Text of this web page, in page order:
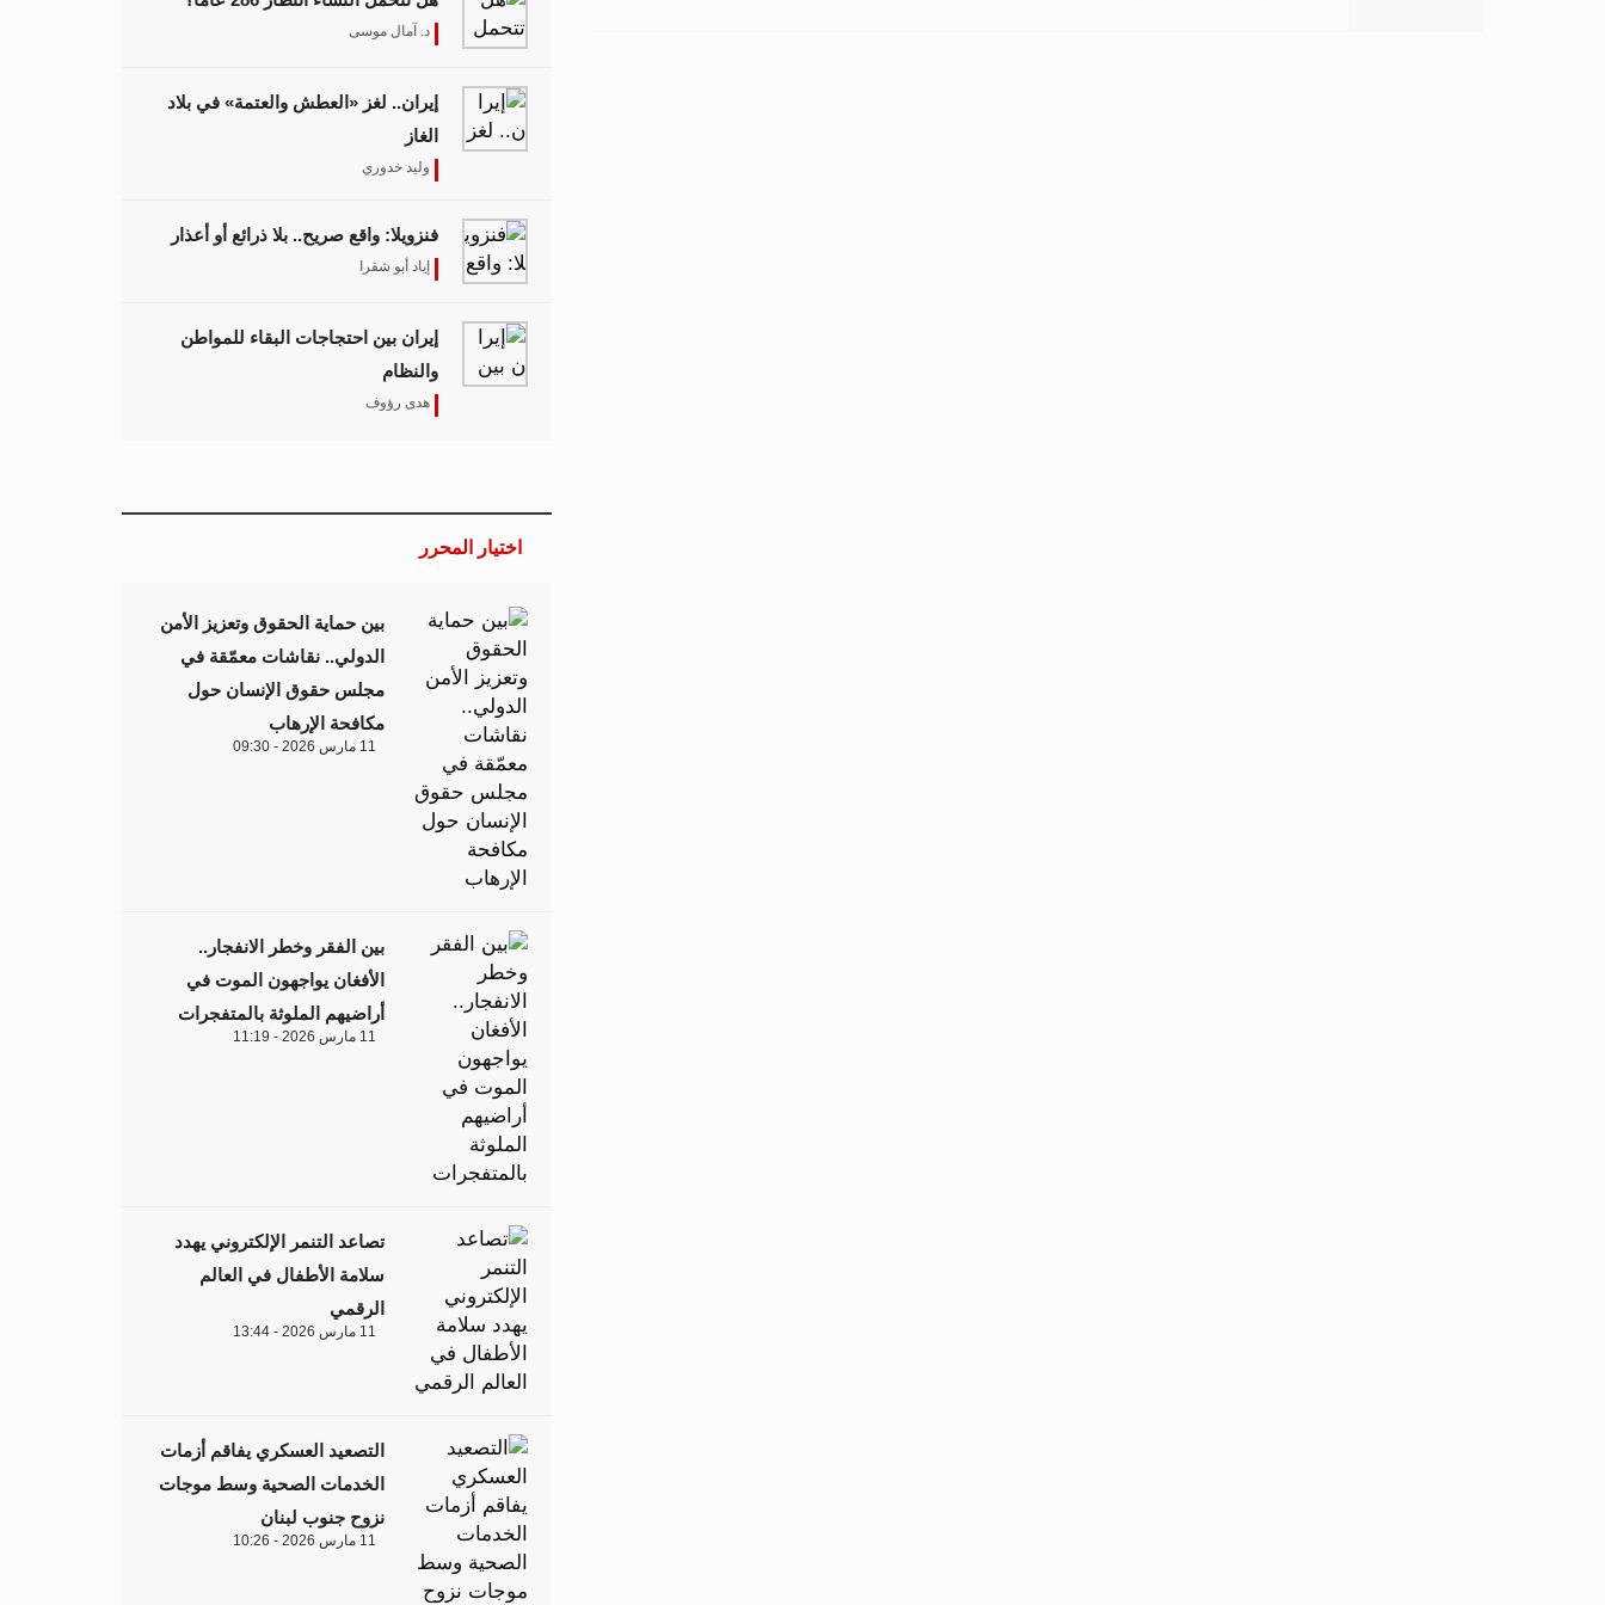
د. آمال موسى
إيران.. لغز «العطش والعتمة» في بلاد
الغاز
وليد خدوري
فنزويلا: واقع صريح.. بلا ذرائع أو أعذار
إياد أبو شقرا
إيران بين احتجاجات البقاء للمواطن
والنظام
هدى رؤوف
اختيار المحرر
بين حماية الحقوق وتعزيز الأمن
الدولي.. نقاشات معمّقة في
مجلس حقوق الإنسان حول
مكافحة الإرهاب
11 مارس 2026 - 09:30
بين الفقر وخطر الانفجار..
الأفغان يواجهون الموت في
أراضيهم الملوثة بالمتفجرات
11 مارس 2026 - 11:19
تصاعد التنمر الإلكتروني يهدد
سلامة الأطفال في العالم
الرقمي
11 مارس 2026 - 13:44
التصعيد العسكري يفاقم أزمات
الخدمات الصحية وسط موجات
نزوح جنوب لبنان
11 مارس 2026 - 10:26